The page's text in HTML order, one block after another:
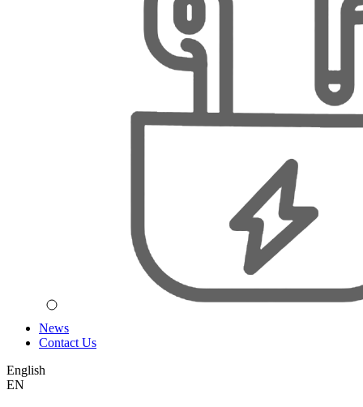
News
Contact Us
English
EN